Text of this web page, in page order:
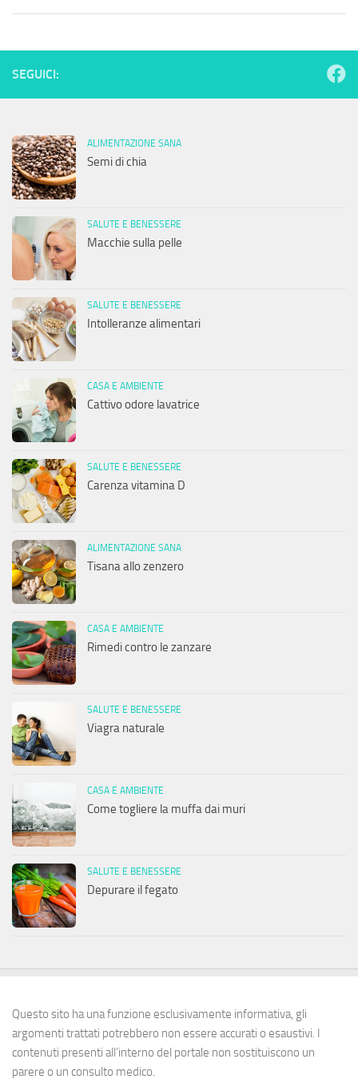
SEGUICI:
ALIMENTAZIONE SANA
Semi di chia
SALUTE E BENESSERE
Macchie sulla pelle
SALUTE E BENESSERE
Intolleranze alimentari
CASA E AMBIENTE
Cattivo odore lavatrice
SALUTE E BENESSERE
Carenza vitamina D
ALIMENTAZIONE SANA
Tisana allo zenzero
CASA E AMBIENTE
Rimedi contro le zanzare
SALUTE E BENESSERE
Viagra naturale
CASA E AMBIENTE
Come togliere la muffa dai muri
SALUTE E BENESSERE
Depurare il fegato
Questo sito ha una funzione esclusivamente informativa, gli
argomenti trattati potrebbero non essere accurati o esaustivi. I
contenuti presenti all’interno del portale non sostituiscono un
parere o un consulto medico.